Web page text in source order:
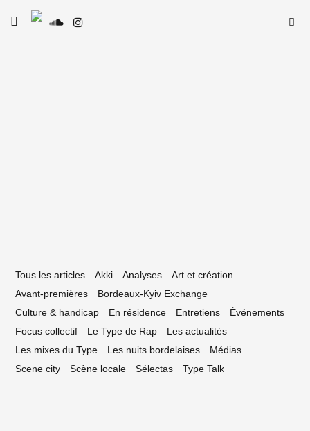
Skip
toggle
Tous les articles Akki Analyses
Art et création
Avant-premières
Bordeaux-Kyiv Exchange
Culture & handicap
En résidence Entretiens
Événements
Focus collectif
Le Type de Rap
Les actualités
Les mixes du Type
Les nuits bordelaises
Médias
Scene city
Scène locale Sélectas Type Talk